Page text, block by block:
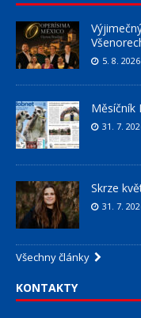
5. 8. 2026
Měsíčník
31. 7.
Skrze
31. 7.
Všechny články
KONTAKTY